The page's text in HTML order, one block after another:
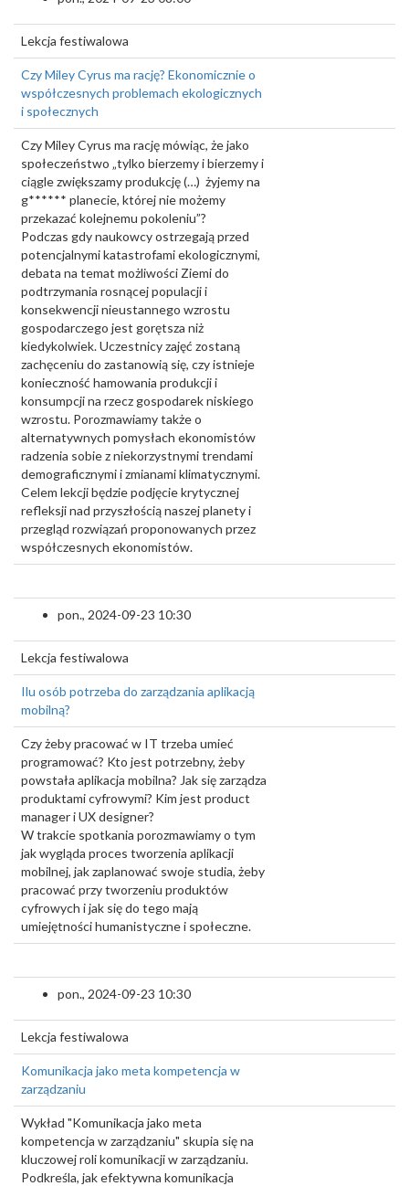
Lekcja festiwalowa
Czy Miley Cyrus ma rację? Ekonomicznie o
współczesnych problemach ekologicznych
i społecznych
Czy Miley Cyrus ma rację mówiąc, że jako
społeczeństwo „tylko bierzemy i bierzemy i
ciągle zwiększamy produkcję (…) żyjemy na
g****** planecie, której nie możemy
przekazać kolejnemu pokoleniu”?
Podczas gdy naukowcy ostrzegają przed
potencjalnymi katastrofami ekologicznymi,
debata na temat możliwości Ziemi do
podtrzymania rosnącej populacji i
konsekwencji nieustannego wzrostu
gospodarczego jest gorętsza niż
kiedykolwiek. Uczestnicy zajęć zostaną
zachęceniu do zastanowią się, czy istnieje
konieczność hamowania produkcji i
konsumpcji na rzecz gospodarek niskiego
wzrostu. Porozmawiamy także o
alternatywnych pomysłach ekonomistów
radzenia sobie z niekorzystnymi trendami
demograficznymi i zmianami klimatycznymi.
Celem lekcji będzie podjęcie krytycznej
refleksji nad przyszłością naszej planety i
przegląd rozwiązań proponowanych przez
współczesnych ekonomistów.
pon., 2024-09-23 10:30
Lekcja festiwalowa
Ilu osób potrzeba do zarządzania aplikacją
mobilną?
Czy żeby pracować w IT trzeba umieć
programować? Kto jest potrzebny, żeby
powstała aplikacja mobilna? Jak się zarządza
produktami cyfrowymi? Kim jest product
manager i UX designer?
W trakcie spotkania porozmawiamy o tym
jak wygląda proces tworzenia aplikacji
mobilnej, jak zaplanować swoje studia, żeby
pracować przy tworzeniu produktów
cyfrowych i jak się do tego mają
umiejętności humanistyczne i społeczne.
pon., 2024-09-23 10:30
Lekcja festiwalowa
Komunikacja jako meta kompetencja w
zarządzaniu
Wykład "Komunikacja jako meta
kompetencja w zarządzaniu" skupia się na
kluczowej roli komunikacji w zarządzaniu.
Podkreśla, jak efektywna komunikacja